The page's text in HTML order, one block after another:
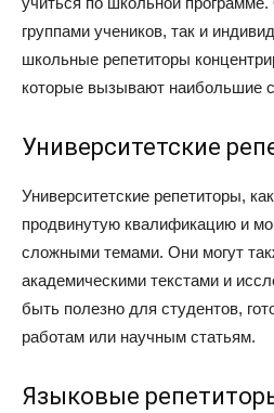
группами учеников, так и
школьные репетиторы
которые вызывают наибольшие
Университетские
Университетские репетиторы,
продвинутую квалификацию и
сложными темами. Они могут
академическими текстами и
быть полезно для студентов,
работам или научным статьям.
Языковые